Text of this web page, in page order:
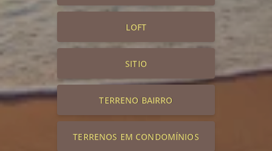
LOFT
SITIO
TERRENO BAIRRO
TERRENOS EM CONDOMÍNIOS